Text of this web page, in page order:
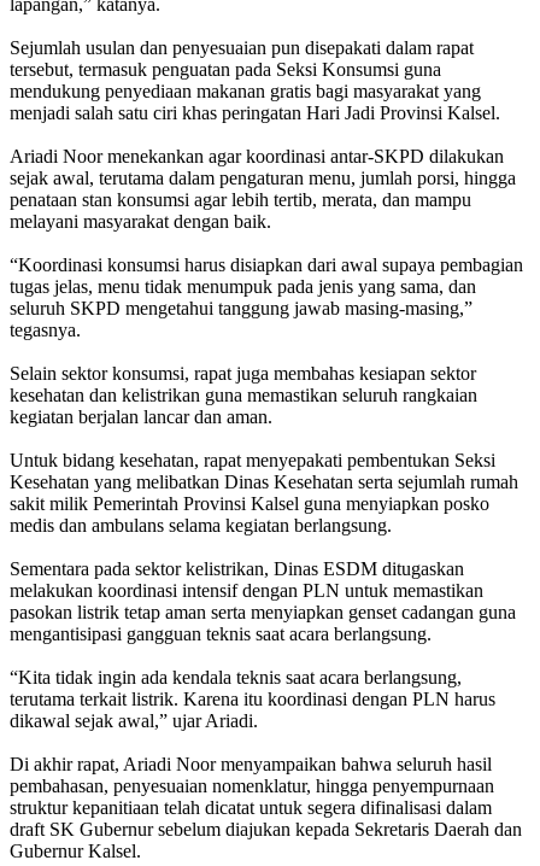
lapangan,” katanya.
Sejumlah usulan dan penyesuaian pun disepakati dalam rapat
tersebut, termasuk penguatan pada Seksi Konsumsi guna
mendukung penyediaan makanan gratis bagi masyarakat yang
menjadi salah satu ciri khas peringatan Hari Jadi Provinsi Kalsel.
Ariadi Noor menekankan agar koordinasi antar-SKPD dilakukan
sejak awal, terutama dalam pengaturan menu, jumlah porsi, hingga
penataan stan konsumsi agar lebih tertib, merata, dan mampu
melayani masyarakat dengan baik.
“Koordinasi konsumsi harus disiapkan dari awal supaya pembagian
tugas jelas, menu tidak menumpuk pada jenis yang sama, dan
seluruh SKPD mengetahui tanggung jawab masing-masing,”
tegasnya.
Selain sektor konsumsi, rapat juga membahas kesiapan sektor
kesehatan dan kelistrikan guna memastikan seluruh rangkaian
kegiatan berjalan lancar dan aman.
Untuk bidang kesehatan, rapat menyepakati pembentukan Seksi
Kesehatan yang melibatkan Dinas Kesehatan serta sejumlah rumah
sakit milik Pemerintah Provinsi Kalsel guna menyiapkan posko
medis dan ambulans selama kegiatan berlangsung.
Sementara pada sektor kelistrikan, Dinas ESDM ditugaskan
melakukan koordinasi intensif dengan PLN untuk memastikan
pasokan listrik tetap aman serta menyiapkan genset cadangan guna
mengantisipasi gangguan teknis saat acara berlangsung.
“Kita tidak ingin ada kendala teknis saat acara berlangsung,
terutama terkait listrik. Karena itu koordinasi dengan PLN harus
dikawal sejak awal,” ujar Ariadi.
Di akhir rapat, Ariadi Noor menyampaikan bahwa seluruh hasil
pembahasan, penyesuaian nomenklatur, hingga penyempurnaan
struktur kepanitiaan telah dicatat untuk segera difinalisasi dalam
draft SK Gubernur sebelum diajukan kepada Sekretaris Daerah dan
Gubernur Kalsel.